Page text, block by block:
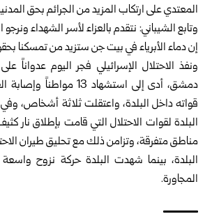
المعتدي على ارتكاب المزيد من الجرائم بحق
وتابع الشيباني: نتقدم بالعزاء لأسر الشهداء
إن دماء الأبرياء في بيت جن ستزيد من تمسكنا
ونفذ الاحتلال الإسرائيلي فجر اليوم عدواناً
دمشق، أدى إلى استشهاد 13
قواته داخل البلدة، واعتقلت ثلاثة أشخاص،
البلدة لقوات الاحتلال التي قامت بإطلاق نار
مناطق متفرقة، وتزامن ذلك مع تحليق طيران
البلدة، بينما شهدت البلدة حركة نزوح واسعة
المجاورة.